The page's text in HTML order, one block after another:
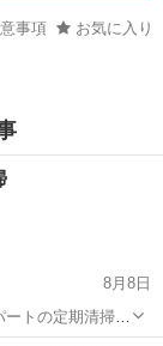
事項 お気に入り
8月8日